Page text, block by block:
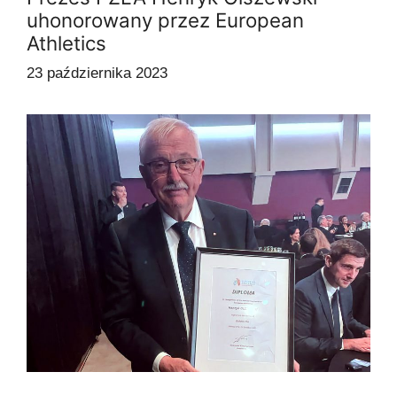
uhonorowany przez European
Athletics
23 października 2023